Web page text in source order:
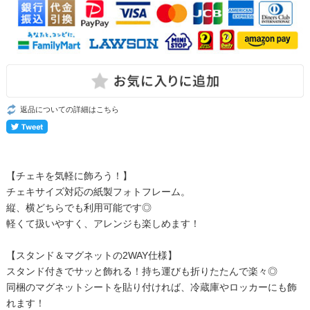
返品についての詳細はこちら
【チェキを気軽に飾ろう！】
チェキサイズ対応の紙製フォトフレーム。
縦、横どちらでも利用可能です◎
軽くて扱いやすく、アレンジも楽しめます！
【スタンド＆マグネットの2WAY仕様】
スタンド付きでサッと飾れる！持ち運びも折りたたんで楽々◎
同梱のマグネットシートを貼り付ければ、冷蔵庫やロッカーにも飾
れます！